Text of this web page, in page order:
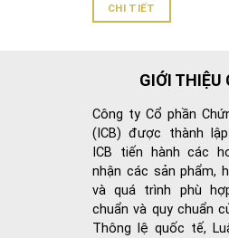
CHI TIẾT
GIỚI THIỆU
Công ty Cổ phần
(ICB) được thành
ICB tiến hành các
nhận các sản phẩm,
và quá trình phù
chuẩn và quy chuẩn
Thông lệ quốc tế,